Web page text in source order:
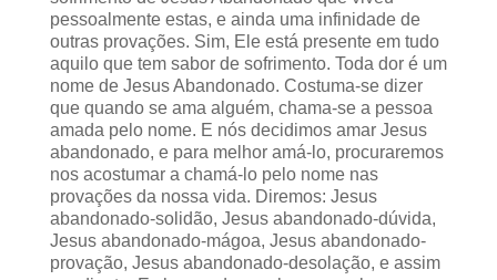
pessoalmente estas, e ainda uma infinidade de
outras provações. Sim, Ele está presente em tudo
aquilo que tem sabor de sofrimento. Toda dor é um
nome de Jesus Abandonado. Costuma-se dizer
que quando se ama alguém, chama-se a pessoa
amada pelo nome. E nós decidimos amar Jesus
abandonado, e para melhor amá-lo, procuraremos
nos acostumar a chamá-lo pelo nome nas
provações da nossa vida. Diremos: Jesus
abandonado-solidão, Jesus abandonado-dúvida,
Jesus abandonado-mágoa, Jesus abandonado-
provação, Jesus abandonado-desolação, e assim